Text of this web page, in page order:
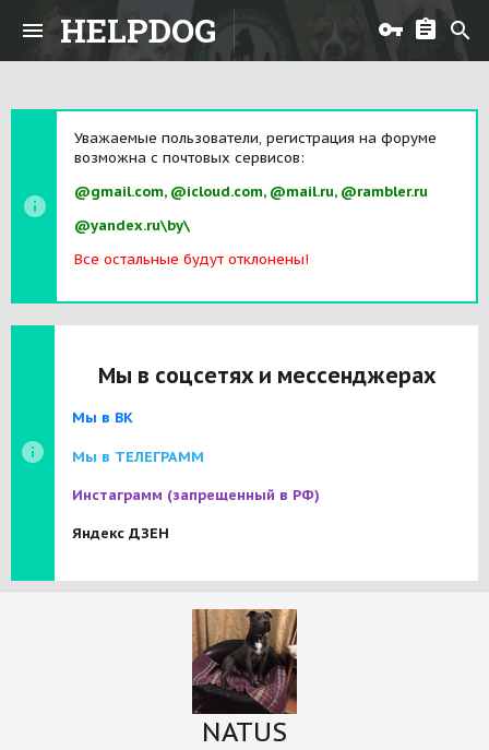
HELPDOG
Уважаемые пользователи, регистрация на форуме
возможна с почтовых сервисов:
@gmail.com, @icloud.com, @mail.ru, @rambler.ru
@yandex.ru\by\
Все остальные будут отклонены!
Мы в соцсетях и мессенджерах
Мы в ВК
Мы в ТЕЛЕГРАММ
Инстаграмм (запрещенный в РФ)
Яндекс ДЗЕН
NATUS